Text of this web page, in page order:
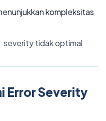
kompleksitas
severity tidak optimal
Error Severity